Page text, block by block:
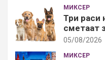
МИКСЕР
Три раси
сметаат
05/08/2026
МИКСЕР